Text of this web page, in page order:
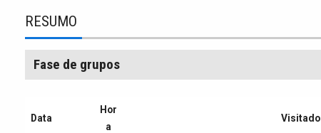
RESUMO
Fase de grupos
Data
Hor
a
Visitado